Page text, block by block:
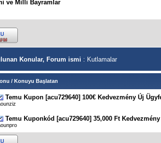
ve Milli Bayramlar
Konular, Forum ismi : Kutlamalar
/ Konuyu Başlatan
Temu Kupon [acu729640] 100€ Kedvezmény Új
Temu Kuponkód [acu729640] 35,000 Ft